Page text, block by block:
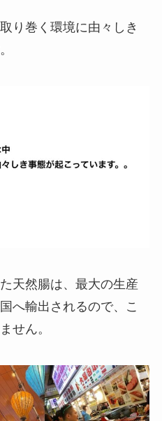
り巻く環境に由々しき
天然腸は、最大の生産
へ輸出されるので、こ
せん。